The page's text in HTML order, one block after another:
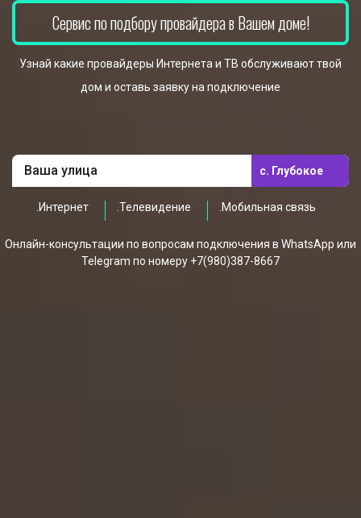
Сервис по подбору провайдера в Вашем доме!
Узнай какие провайдеры Интернета и ТВ обслуживают твой
дом и оставь заявку на подключение
с. Глубокое
.Интернет .Телевидение .Мобильная связь
Онлайн-консультации по вопросам подключения в WhatsApp или
Telegram по номеру +7(980)387-8667